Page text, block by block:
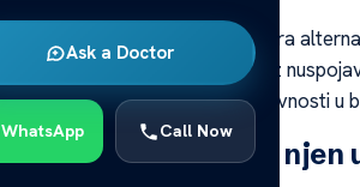
Ask a Doctor
WhatsApp Call Now
Prirodni tretmani mogu biti dobra
nude mogućnost opuštanja bez
biljnim tretmanima i fizičkoj aktivnosti u
Uzroci ukočenosti i njen